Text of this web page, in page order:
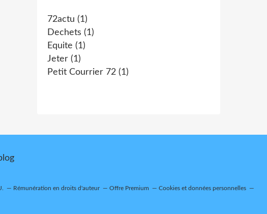
72actu (1)
Dechets (1)
Equite (1)
Jeter (1)
Petit Courrier 72 (1)
Rémunération en droits d'auteur Offre Premium Cookies et données personnelles